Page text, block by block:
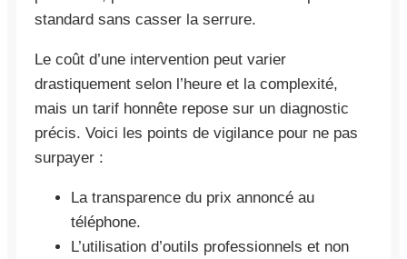
standard sans casser la serrure.
Le coût d’une intervention peut varier
drastiquement selon l’heure et la complexité,
mais un tarif honnête repose sur un diagnostic
précis. Voici les points de vigilance pour ne pas
surpayer :
La transparence du prix annoncé au
téléphone.
L’utilisation d’outils professionnels et non